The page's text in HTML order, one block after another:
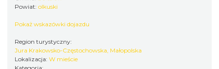
Powiat: olkuski
Pokaż wskazówki dojazdu
Region turystyczny:
Jura Krakowsko-Częstochowska, Małopolska
Lokalizacja: W mieście